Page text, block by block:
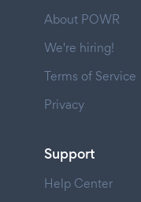
About POWR
We're hiring!
Terms of Service
Privacy
Support
Help Center